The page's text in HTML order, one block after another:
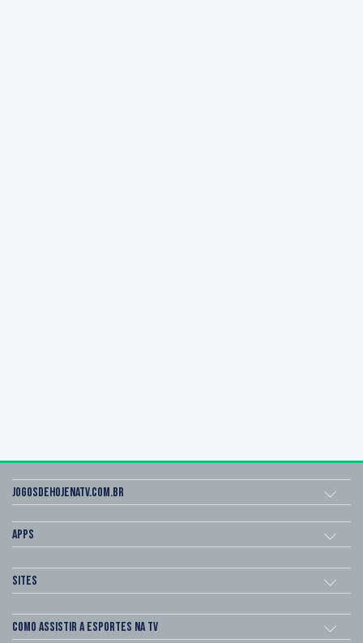
Jogosdehojenatv.com.br
Apps
Sites
Como assistir a esportes na TV